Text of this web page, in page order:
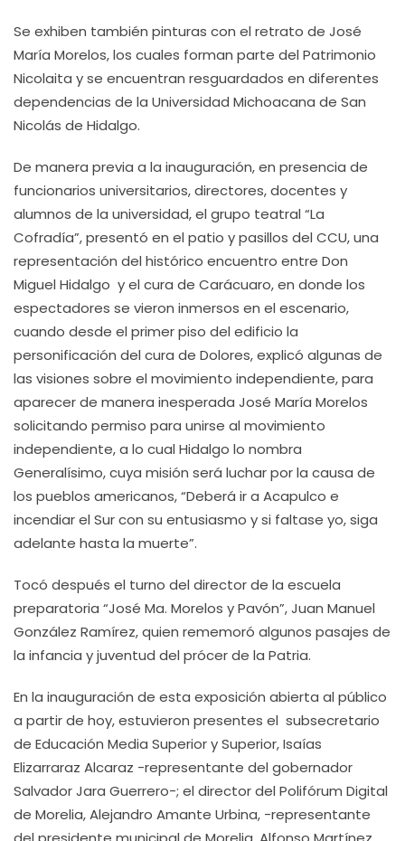
Se exhiben también pinturas con el retrato de José
María Morelos, los cuales forman parte del Patrimonio
Nicolaita y se encuentran resguardados en diferentes
dependencias de la Universidad Michoacana de San
Nicolás de Hidalgo.
De manera previa a la inauguración, en presencia de
funcionarios universitarios, directores, docentes y
alumnos de la universidad, el grupo teatral “La
Cofradía”, presentó en el patio y pasillos del CCU, una
representación del histórico encuentro entre Don
Miguel Hidalgo y el cura de Carácuaro, en donde los
espectadores se vieron inmersos en el escenario,
cuando desde el primer piso del edificio la
personificación del cura de Dolores, explicó algunas de
las visiones sobre el movimiento independiente, para
aparecer de manera inesperada José María Morelos
solicitando permiso para unirse al movimiento
independiente, a lo cual Hidalgo lo nombra
Generalísimo, cuya misión será luchar por la causa de
los pueblos americanos, “Deberá ir a Acapulco e
incendiar el Sur con su entusiasmo y si faltase yo, siga
adelante hasta la muerte”.
Tocó después el turno del director de la escuela
preparatoria “José Ma. Morelos y Pavón”, Juan Manuel
González Ramírez, quien rememoró algunos pasajes de
la infancia y juventud del prócer de la Patria.
En la inauguración de esta exposición abierta al público
a partir de hoy, estuvieron presentes el subsecretario
de Educación Media Superior y Superior, Isaías
Elizarraraz Alcaraz -representante del gobernador
Salvador Jara Guerrero-; el director del Polifórum Digital
de Morelia, Alejandro Amante Urbina, -representante